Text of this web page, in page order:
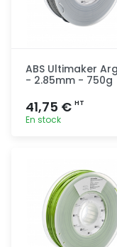
ABS Ultimaker
- 2.85mm - 750g
41,75 € HT
En stock